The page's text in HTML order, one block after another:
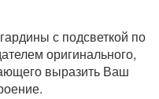
с подсветкой по
оригинального,
выразить Ваш